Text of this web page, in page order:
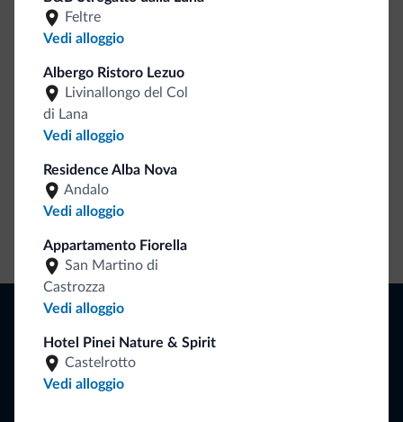
Feltre
Vedi alloggio
Albergo Ristoro Lezuo
Livinallongo del Col
di Lana
Vedi alloggio
Residence Alba Nova
Andalo
Vedi alloggio
Appartamento Fiorella
San Martino di
Castrozza
Vedi alloggio
Hotel Pinei Nature & Spirit
Castelrotto
Vedi alloggio
Be Original, scopri la nuova collezione
Ce l'avete chiesto in tanti. Ecco la nuova collezione firmata
Dolomiti.it!
Vai allo shop
Dove dormire